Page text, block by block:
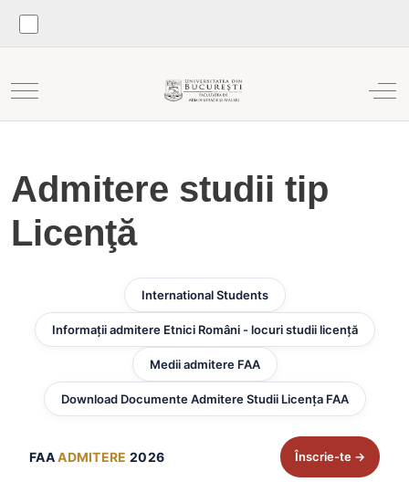
Mobile Menu Toggle Off-
Admitere studii tip
Licenţă
International Students
Informații admitere Etnici Români - locuri studii licență
Medii admitere FAA
Download Documente Admitere Studii Licența FAA
FAAADMITERE 2026 Înscrie-te →